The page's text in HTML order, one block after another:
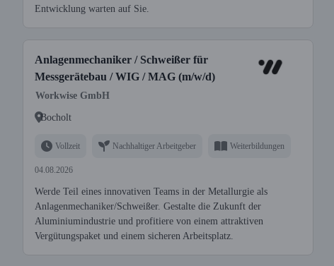
Entwicklung warten auf Sie.
Anlagenmechaniker / Schweißer für
Messgerätebau / WIG / MAG (m/w/d)
Workwise GmbH
Bocholt
Vollzeit Nachhaltiger Arbeitgeber Weiterbildungen
04.08.2026
Werde Teil eines innovativen Teams in der Metallurgie als
Anlagenmechaniker/Schweißer. Gestalte die Zukunft der
Aluminiumindustrie und profitiere von einem attraktiven
Vergütungspaket und einem sicheren Arbeitsplatz.